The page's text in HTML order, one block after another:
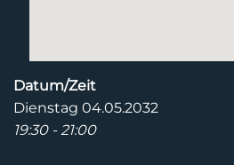
Datum/Zeit
Dienstag 04.05.2032
19:30 - 21:00